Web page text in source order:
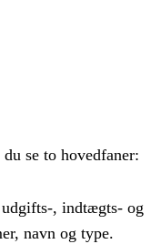
du se to hovedfaner:
, indtægts- og
navn og type.